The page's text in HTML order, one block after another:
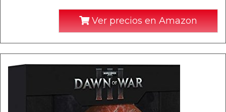
Ver precios en Amazon